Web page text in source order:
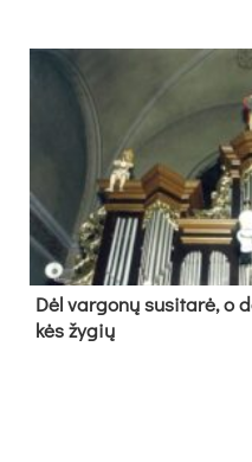
Dėl var­go­nų su­si­ta­rė, o
kės žy­gių